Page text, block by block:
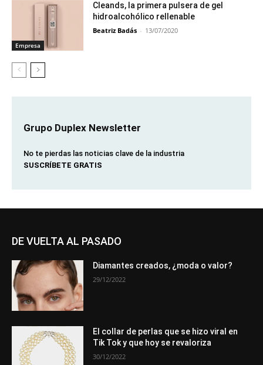
Empresa
Cleands, la primera pulsera de gel
hidroalcohólico rellenable
Beatriz Badás - 13/07/2020
Grupo Duplex Newsletter
No te pierdas las noticias clave de la industria
SUSCRÍBETE GRATIS
DE VUELTA AL PASADO
Diamantes creados, ¿moda o valor?
29/12/2022
El collar de perlas que se hizo viral en
Tik Tok y que hoy se revaloriza
30/12/2022